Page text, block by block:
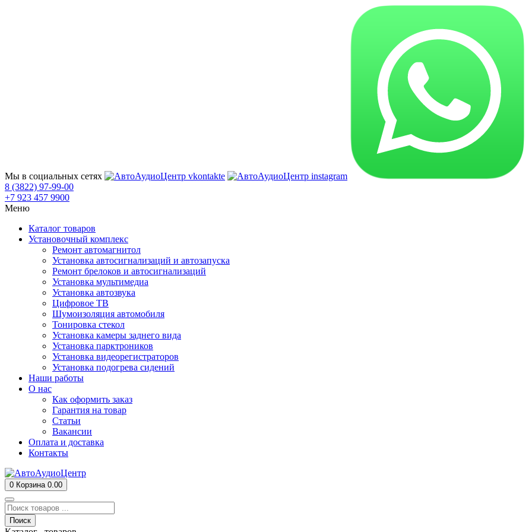
Мы в социальных сетях
8 (3822) 97-99-00
+7 923 457 9900
Меню
Каталог товаров
Установочный комплекс
Ремонт автомагнитол
Установка автосигнализаций и автозапуска
Ремонт брелоков и автосигнализаций
Установка мультимедиа
Установка автозвука
Цифровое ТВ
Шумоизоляция автомобиля
Тонировка стекол
Установка камеры заднего вида
Установка парктроников
Установка видеорегистраторов
Установка подогрева сидений
Наши работы
О нас
Как оформить заказ
Гарантия на товар
Статьи
Вакансии
Оплата и доставка
Контакты
0 Корзина 0.00
Поиск